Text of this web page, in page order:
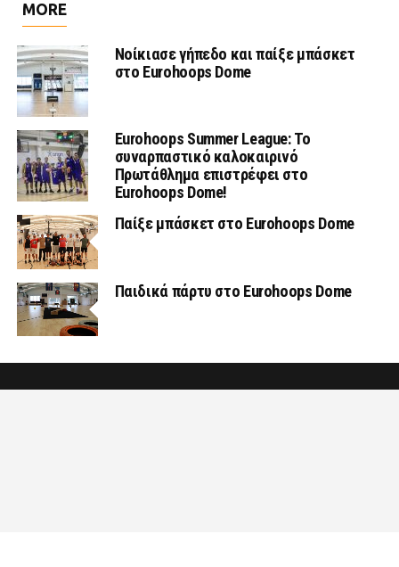
MORE
Νοίκιασε γήπεδο και παίξε μπάσκετ
στο Eurohoops Dome
Eurohoops Summer League: Το
συναρπαστικό καλοκαιρινό
Πρωτάθλημα επιστρέφει στο
Eurohoops Dome!
Παίξε μπάσκετ στο Eurohoops Dome
Παιδικά πάρτυ στο Eurohoops Dome